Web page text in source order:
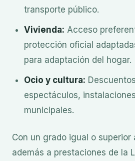
transporte público.
Vivienda: Acceso
protección oficial
para adaptación del hogar.
Ocio y cultura:
espectáculos,
municipales.
Con un grado igual o
además a prestaciones de la